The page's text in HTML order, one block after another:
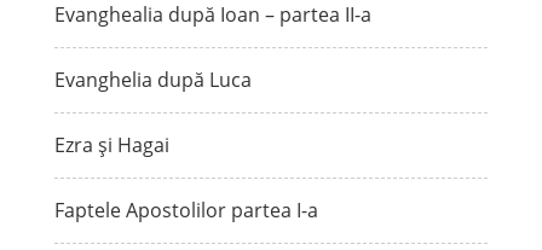
Evanghealia după Ioan – partea II-a
Evanghelia după Luca
Ezra și Hagai
Faptele Apostolilor partea I-a